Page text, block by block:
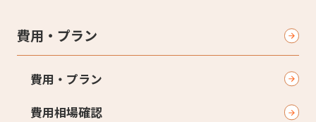
費用・プラン
費用・プラン
費用相場確認